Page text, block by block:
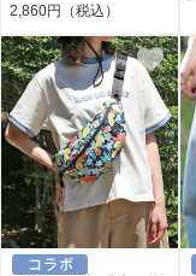
2,860円（税込）